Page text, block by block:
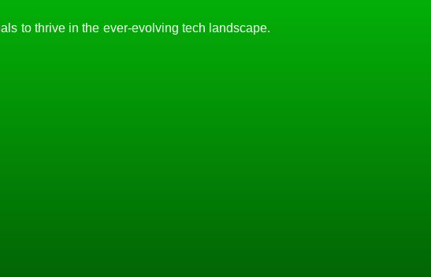
to thrive in the ever-evolving tech landscape.